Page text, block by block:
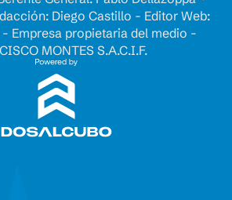
Diego Castillo - Editor Web:
Empresa propietaria del medio -
MONTES S.A.C.I.F.